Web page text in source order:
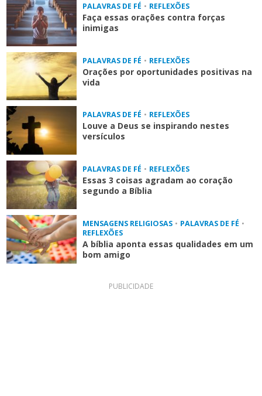
PALAVRAS DE FÉ • REFLEXÕES
Faça essas orações contra forças
inimigas
PALAVRAS DE FÉ • REFLEXÕES
Orações por oportunidades positivas na
vida
PALAVRAS DE FÉ • REFLEXÕES
Louve a Deus se inspirando nestes
versículos
PALAVRAS DE FÉ • REFLEXÕES
Essas 3 coisas agradam ao coração
segundo a Bíblia
MENSAGENS RELIGIOSAS • PALAVRAS DE FÉ •
REFLEXÕES
A bíblia aponta essas qualidades em um
bom amigo
PUBLICIDADE